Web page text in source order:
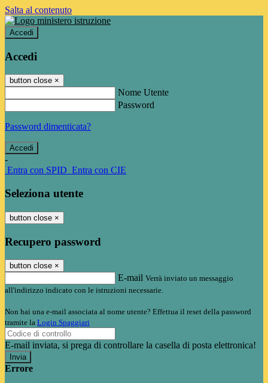
Salta al contenuto
Accedi
Accedi
button close ×
Nome Utente
Password
Password dimenticata?
-
Entra con SPID Entra con CIE
Seleziona utente
button close ×
Recupero password
button close ×
E-mail Verrà inviato un messaggio
all'indirizzo indicato con le istruzioni necessarie.
Non hai una e-mail associata al nome utente? Effettua il reset della password
tramite la Login Spaggiari
E-mail inviata, si prega di controllare la casella di posta elettronica!
Errore